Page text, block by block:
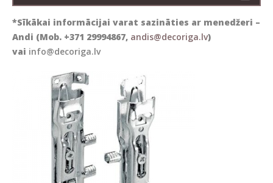
*Sīkākai informācijai varat sazināties ar menedžeri –
Andi (Mob. +371 29994867, andis@decoriga.lv)
vai info@decoriga.lv